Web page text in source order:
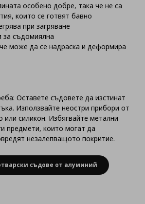
особено добре, така че не са
които се готвят бавно
при загряване
съдомиялна
може да се надраска и деформира
Оставете съдовете да изстинат
Използвайте неостри прибори от
или силикон. Избягвайте метални
предмети, които могат да
незалепващото покритие.
съдове от алуминий